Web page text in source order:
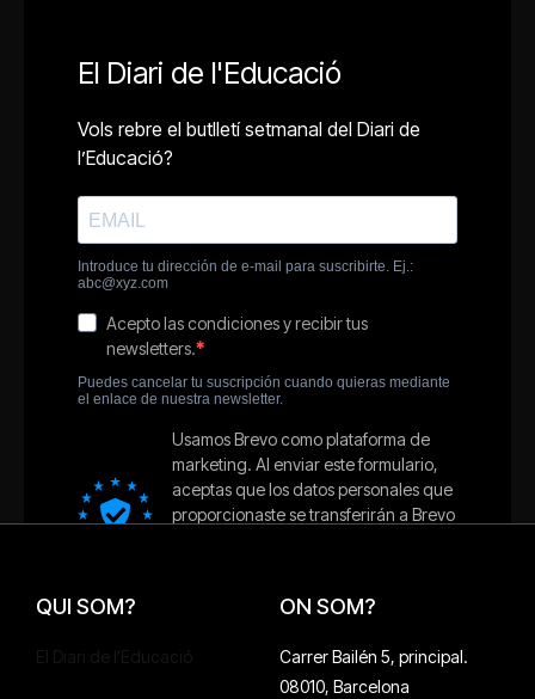
QUI SOM? ON SOM?
Carrer Bailén 5, principal.
08010, Barcelona